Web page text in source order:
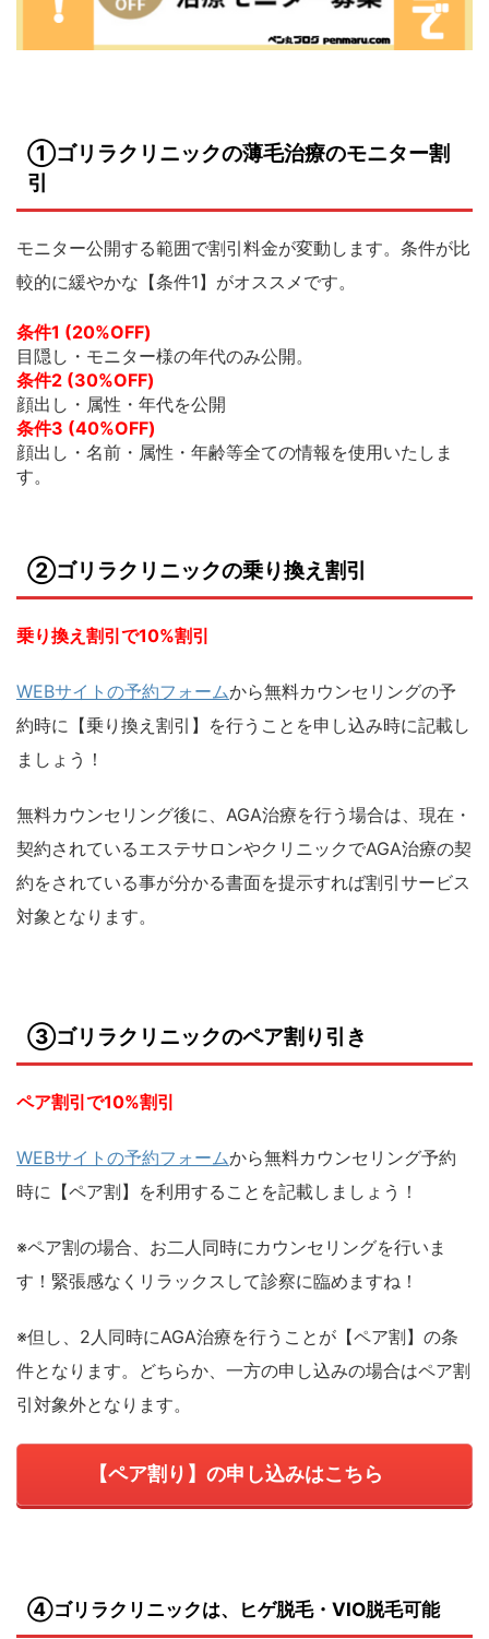
①ゴリラクリニックの薄毛治療のモニター割
引
モニター公開する範囲で割引料金が変動します。条件が比
較的に緩やかな【条件1】がオススメです。
条件1 (20%OFF)
目隠し・モニター様の年代のみ公開。
条件2 (30%OFF)
顔出し・属性・年代を公開
条件3 (40%OFF)
顔出し・名前・属性・年齢等全ての情報を使用いたしま
す。
②ゴリラクリニックの乗り換え割引
乗り換え割引で10%割引
WEBサイトの予約フォームから無料カウンセリングの予
約時に【乗り換え割引】を行うことを申し込み時に記載し
ましょう！
無料カウンセリング後に、AGA治療を行う場合は、現在・
契約されているエステサロンやクリニックでAGA治療の契
約をされている事が分かる書面を提示すれば割引サービス
対象となります。
③ゴリラクリニックのペア割り引き
ペア割引で10%割引
WEBサイトの予約フォームから無料カウンセリング予約
時に【ペア割】を利用することを記載しましょう！
※ペア割の場合、お二人同時にカウンセリングを行いま
す！緊張感なくリラックスして診察に臨めますね！
※但し、2人同時にAGA治療を行うことが【ペア割】の条
件となります。どちらか、一方の申し込みの場合はペア割
引対象外となります。
【ペア割り】の申し込みはこちら
④ゴリラクリニックは、 ヒゲ脱毛・VIO脱毛可能